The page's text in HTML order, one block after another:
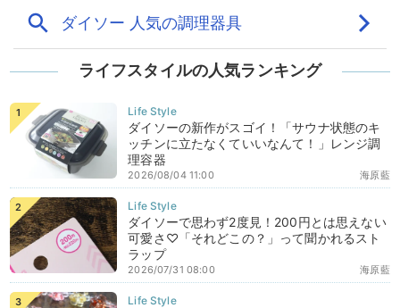
ライフスタイルの人気ランキング
ダイソーの新作がスゴイ！「サウナ状態のキ
ッチンに立たなくていいなんて！」レンジ調
理容器
海原藍
2026/08/04 11:00
ダイソーで思わず2度見！200円とは思えない
可愛さ♡「それどこの？」って聞かれるスト
ラップ
海原藍
2026/07/31 08:00